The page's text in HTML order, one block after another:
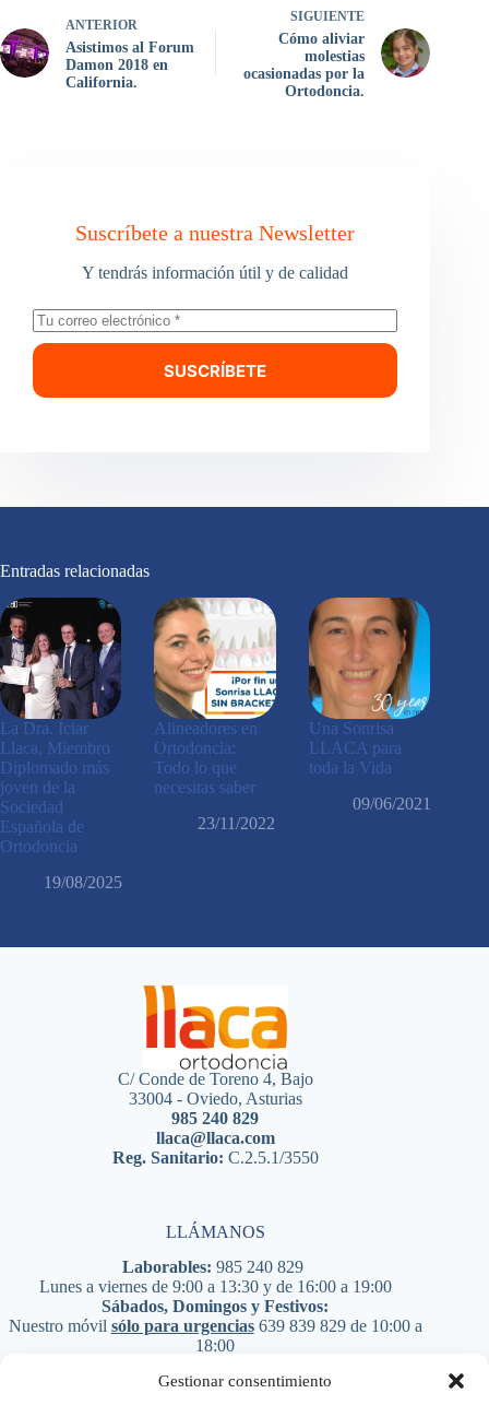
Gestionar consentimiento
ANTERIOR
Asistimos al Forum
Damon 2018 en
California.
SIGUIENTE
Cómo aliviar
molestias
ocasionadas por la
Ortodoncia.
Suscríbete a nuestra Newsletter
Y tendrás información útil y de calidad
SUSCRÍBETE
Entradas relacionadas
La Dra. Iciar
Llaca, Miembro
Diplomado más
joven de la
Sociedad
Española de
Ortodoncia
19/08/2025
Alineadores en
Ortodoncia:
Todo lo que
necesitas saber
23/11/2022
Una Sonrisa
LLACA para
toda la Vida
09/06/2021
C/ Conde de Toreno 4, Bajo
33004 - Oviedo, Asturias
985 240 829
llaca@llaca.com
Reg. Sanitario: C.2.5.1/3550
LLÁMANOS
Laborables: 985 240 829
Lunes a viernes de 9:00 a 13:30 y de 16:00 a 19:00
Sábados, Domingos y Festivos:
Nuestro móvil sólo para urgencias 639 839 829de 10:00 a
18:00